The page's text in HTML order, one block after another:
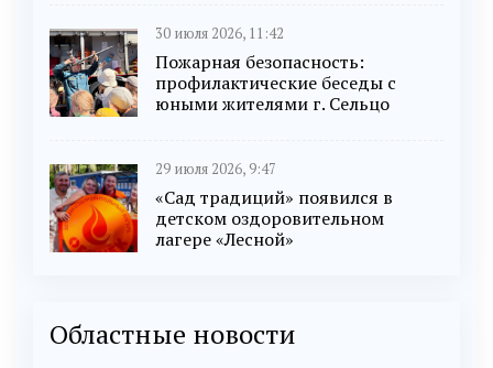
30 июля 2026, 11:42
Пожарная безопасность:
профилактические беседы с
юными жителями г. Сельцо
29 июля 2026, 9:47
«Сад традиций» появился в
детском оздоровительном
лагере «Лесной»
Областные новости